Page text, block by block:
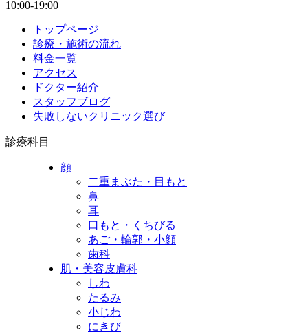
10:00-19:00
トップページ
診療・施術の流れ
料金一覧
アクセス
ドクター紹介
スタッフブログ
失敗しないクリニック選び
診療科目
顔
二重まぶた・目もと
鼻
耳
口もと・くちびる
あご・輪郭・小顔
歯科
肌・美容皮膚科
しわ
たるみ
小じわ
にきび